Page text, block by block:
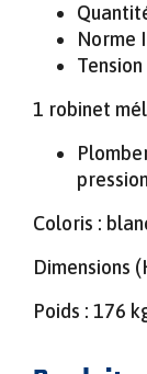
Norme
1 robinet
Coloris :
Dimensions
Poids : 176